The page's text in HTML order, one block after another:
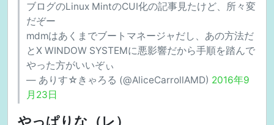
ブログのLinux MintのCUI化の記事見たけど、所々変
だぞー
mdmはあくまでブートマネージャだし、あの方法だ
とX WINDOW SYSTEMに悪影響だから手順を踏んで
やった方がいいぞぃ
— ありす☆きゃろる (@AliceCarrollAMD) 2016年9
月23日
やっぱりな（レ）